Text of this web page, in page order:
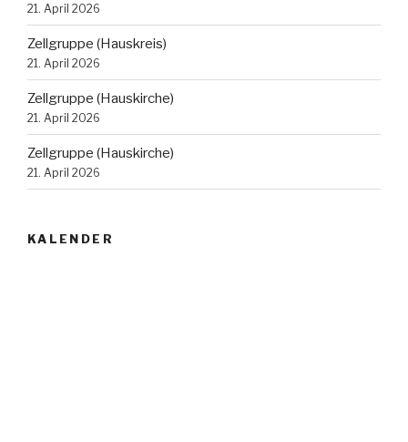
21. April 2026
Zellgruppe (Hauskreis)
21. April 2026
Zellgruppe (Hauskirche)
21. April 2026
Zellgruppe (Hauskirche)
21. April 2026
KALENDER